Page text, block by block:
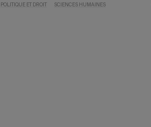
POLITIQUE ET DROIT
SCIENCES HUMAINES